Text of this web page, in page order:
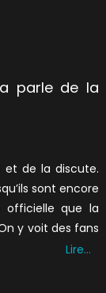
parle de la
de la discute.
sont encore
que la
y voit des fans
Lire…